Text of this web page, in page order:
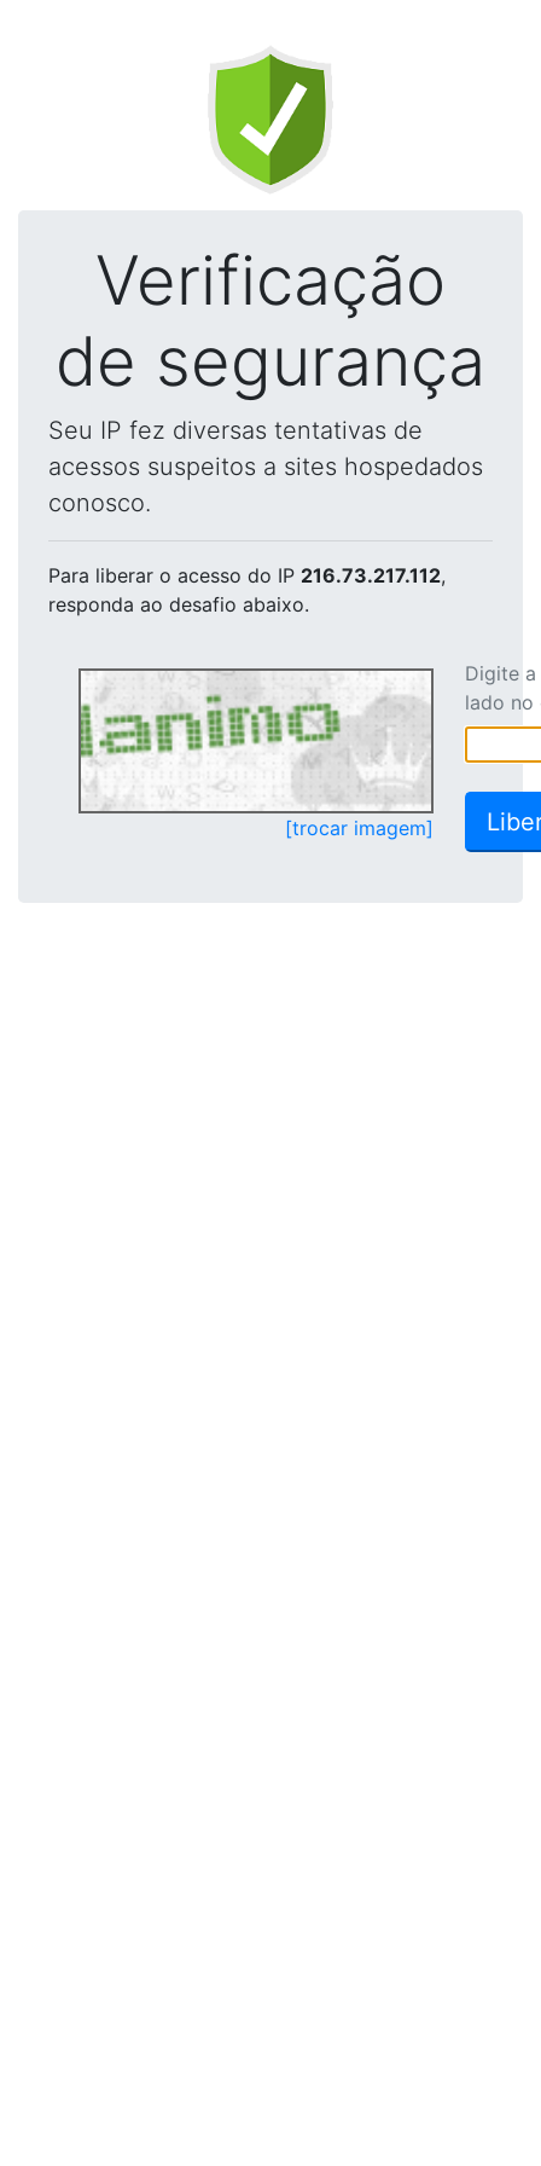
Verificação
de segurança
Seu IP fez diversas tentativas de
acessos suspeitos a sites hospedados
conosco.
Para liberar o acesso do IP 216.73.217.112,
responda ao desafio abaixo.
[trocar imagem]
Digite
lado no